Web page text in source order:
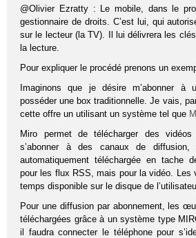
@Olivier Ezratty : Le mobile, dans le
gestionnaire de droits. C’est lui, qui
sur le lecteur (la TV). Il lui délivrera les
la lecture.
Pour expliquer le procédé prenons un
Imaginons que je désire m’abonner à
posséder une box traditionnelle. Je vais,
cette offre un utilisant un système tel que
Miro permet de télécharger des
s’abonner à des canaux de
automatiquement téléchargée en tache
pour les flux RSS, mais pour la vidéo. Les
temps disponible sur le disque de
Pour une diffusion par abonnement, les
téléchargées grâce à un système type
il faudra connecter le téléphone pour